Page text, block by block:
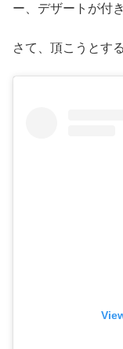
ー、デザートが付
さて、頂こうとす